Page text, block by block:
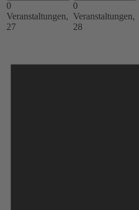
0
Veranstaltungen,
27
0
Veranstaltungen,
28